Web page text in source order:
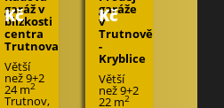
Kč
garáž v
blízkosti
centra
Trutnova
Větší
než 9+2
24 m2
Trutnov,
Kč
garáže
v
Trutnově
-
Kryblice
Větší
než 9+2
22 m2